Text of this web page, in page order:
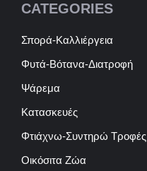
CATEGORIES
Σπορά-Καλλιέργεια
Φυτά-Βότανα-Διατροφή
Ψάρεμα
Κατασκευές
Φτιάχνω-Συντηρώ Τροφές
Οικόσιτα Ζώα